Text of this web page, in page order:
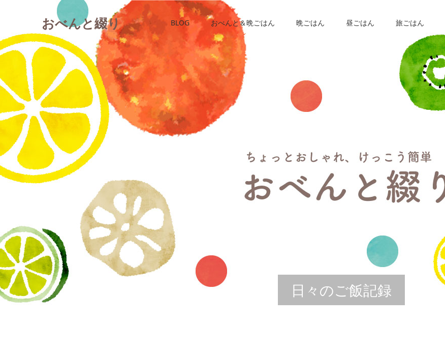
おべんと綴り BLOG おべんと＆晩ごはん 晩ごはん 昼ごはん 旅ごはん
日々のご飯記録